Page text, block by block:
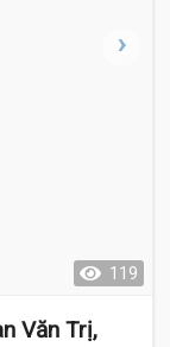
119
Văn Trị,